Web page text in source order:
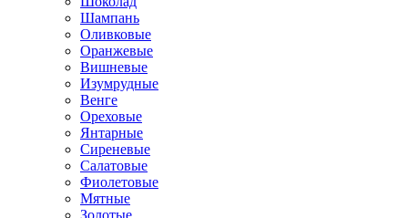
Шампань
Оливковые
Оранжевые
Вишневые
Изумрудные
Венге
Ореховые
Янтарные
Сиреневые
Салатовые
Фиолетовые
Мятные
Золотые